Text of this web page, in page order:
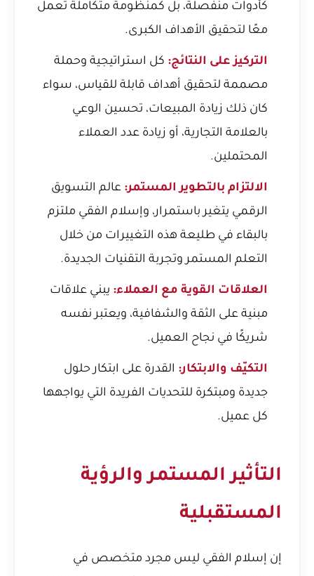
كأدوات منفصلة، بل كمنظومة متكاملة تعمل
معًا لتحقيق الأهداف الكبرى.
التركيز على النتائج: كل استراتيجية وحملة
مصممة لتحقيق أهداف قابلة للقياس، سواء
كان ذلك زيادة المبيعات، تحسين الوعي
بالعلامة التجارية، أو زيادة عدد العملاء
المحتملين.
الالتزام بالتطوير المستمر: عالم التسويق
الرقمي يتغير باستمرار، وإسلام الفقي ملتزم
بالبقاء في طليعة هذه التغييرات من خلال
التعلم المستمر وتجربة التقنيات الجديدة.
العلاقات القوية مع العملاء: يبني علاقات
مبنية على الثقة والشفافية، ويعتبر نفسه
شريكًا في نجاح العميل.
التكيّف والابتكار: القدرة على ابتكار حلول
جديدة ومبتكرة للتحديات الفريدة التي يواجهها
كل عميل.
التأثير المستمر والرؤية
المستقبلية
إن إسلام الفقي ليس مجرد متخصص في